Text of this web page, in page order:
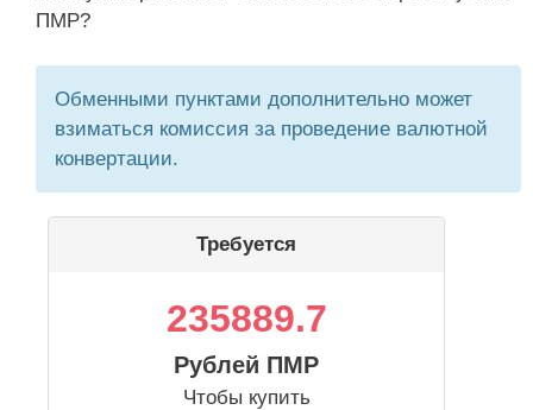
ПМР?
Обменными пунктами дополнительно может
взиматься комиссия за проведение валютной
конвертации.
Требуется
235889.7
Рублей ПМР
Чтобы купить